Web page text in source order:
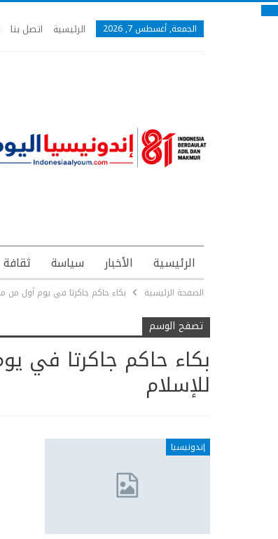
الجمعة, أغسطس 7, 2026 الرئيسية اتصل بنا
الرئيسية الأخبار سياسة ثقافة
الصفحة الرئيسية بكاء حاكم جاكرتا في يوم أول من
تصفح الوسم
بكاء حاكم جاكرتا في
للإسلام
إندونيسيا